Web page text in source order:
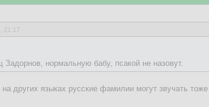
21:17
Задорнов, нормальную бабу, псакой не назовут.
на других языках русские фамилии могут звучать